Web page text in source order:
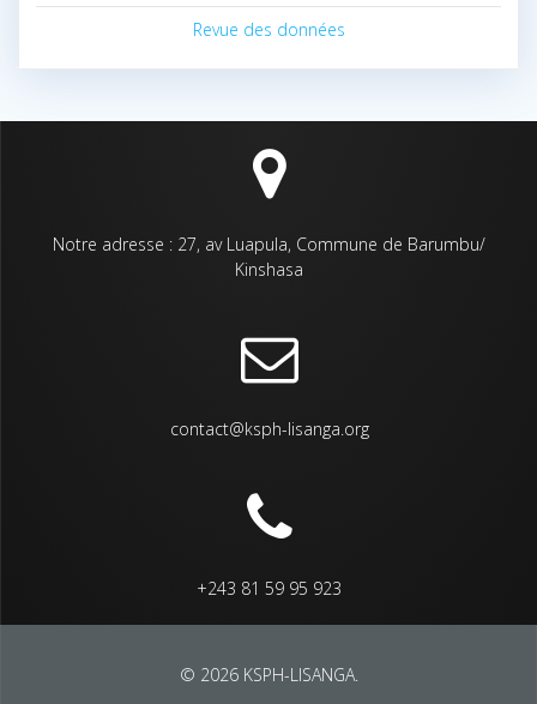
Revue des données
Notre adresse : 27, av Luapula, Commune de Barumbu/
Kinshasa
contact@ksph-lisanga.org
+243 81 59 95 923
© 2026 KSPH-LISANGA.